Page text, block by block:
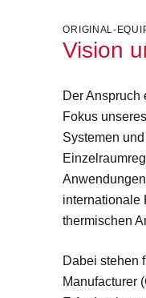
ORIGINAL-
Vision
Der Anspruch
Fokus
Systemen
internationale
thermischen
Dabei stehen
Manufacturer